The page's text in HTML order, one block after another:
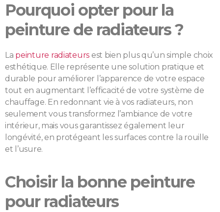
Pourquoi opter pour la
peinture de radiateurs ?
La peinture radiateurs est bien plus qu’un simple choix
esthétique. Elle représente une solution pratique et
durable pour améliorer l’apparence de votre espace
tout en augmentant l’efficacité de votre système de
chauffage. En redonnant vie à vos radiateurs, non
seulement vous transformez l’ambiance de votre
intérieur, mais vous garantissez également leur
longévité, en protégeant les surfaces contre la rouille
et l’usure.
Choisir la bonne peinture
pour radiateurs